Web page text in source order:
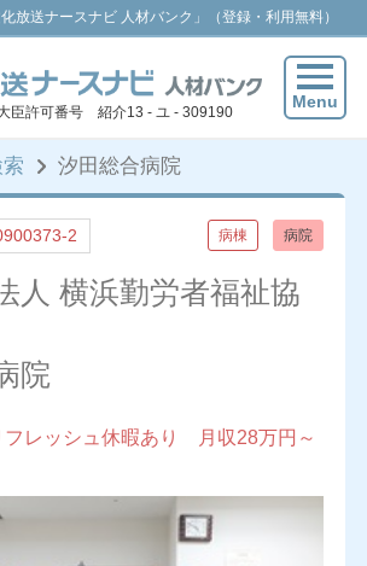
放送ナースナビ 人材バンク」（登録・利用無料）
臣許可番号 紹介13 - ユ - 309190
Menu
汐田総合病院
2 病棟 病院
人 横浜勤労者福祉協
院
フレッシュ休暇あり 月収28万円～